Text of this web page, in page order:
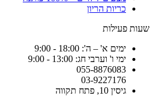
כריות הריון
שעות פעילות
ימים א' – ה': 18:00 - 9:00
ימי ו' וערבי חג: 13:00 - 9:00
055-8876083
03-9227176
גיסין 10, פתח תקווה